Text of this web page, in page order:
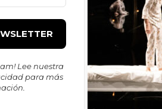
Lee nuestra
para más